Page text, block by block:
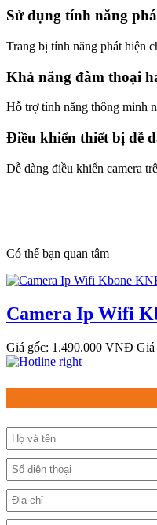
Sử dụng tính năng
Trang bị tính năng phát hiện
Khả năng đàm thoại
Hỗ trợ tính năng thông minh
Điều khiển thiết bị dễ
Dễ dàng điều khiển camera
Có thể bạn quan tâm
Camera Ip Wifi
Giá gốc: 1.490.000 VNĐ